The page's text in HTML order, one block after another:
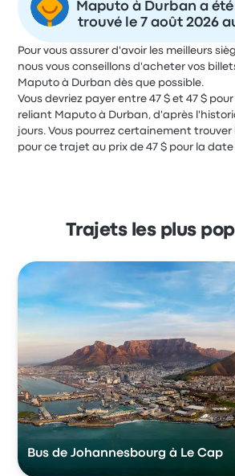
Maputo à Durban a
trouvé le 7 août 2026
Pour vous assurer d'avoir les meilleurs
nous vous conseillons d'acheter vos
Maputo à Durban dès que possible.
Vous devriez payer entre 47 $ et 47 $
reliant Maputo à Durban, d'après
jours. Vous pourrez certainement trouver
pour ce trajet au prix de 47 $ pour la date
Trajets les plus
Bus de Johannesbourg à Le Cap